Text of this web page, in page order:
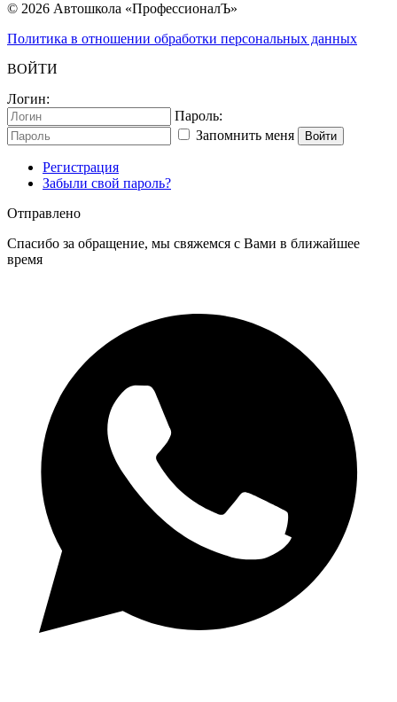
© 2026 Автошкола «ПрофессионалЪ»
Политика в отношении обработки персональных данных
ВОЙТИ
Логин:
Пароль:
Запомнить меня
Войти
Регистрация
Забыли свой пароль?
Отправлено
Спасибо за обращение, мы свяжемся с Вами в ближайшее
время